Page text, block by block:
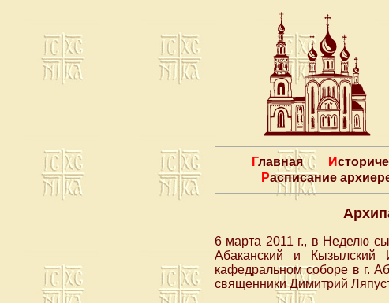
Главная
Расписание
6 марта 2011 г., в Неделю
Абаканский и Кызылский
кафедральном соборе в г.
священники Димитрий